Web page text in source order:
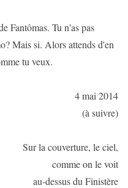
Fantômas. Tu n'as pas
Mais si. Alors attends d'en
tu veux.
4 mai 2014
(à suivre)
Sur la couverture, le ciel,
comme on le voit
au-dessus du Finistère